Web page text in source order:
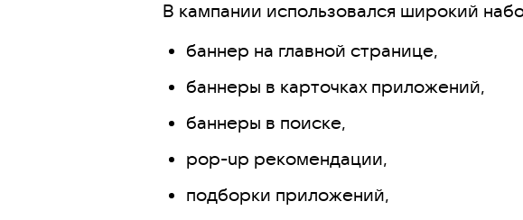
В кампании использовался широкий
баннер на главной странице,
баннеры в карточках приложений,
баннеры в поиске,
pop-up рекомендации,
подборки приложений,